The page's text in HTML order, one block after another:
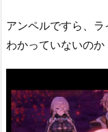
アンペルですら、
わかっていないのか